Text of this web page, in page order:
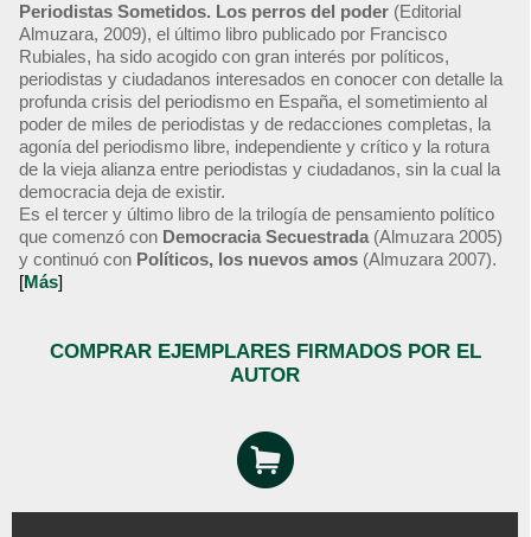
Periodistas Sometidos. Los perros del poder (Editorial
Almuzara, 2009), el último libro publicado por Francisco
Rubiales, ha sido acogido con gran interés por políticos,
periodistas y ciudadanos interesados en conocer con detalle la
profunda crisis del periodismo en España, el sometimiento al
poder de miles de periodistas y de redacciones completas, la
agonía del periodismo libre, independiente y crítico y la rotura
de la vieja alianza entre periodistas y ciudadanos, sin la cual la
democracia deja de existir.
Es el tercer y último libro de la trilogía de pensamiento político
que comenzó con Democracia Secuestrada (Almuzara 2005)
y continuó con Políticos, los nuevos amos (Almuzara 2007).
[Más]
COMPRAR EJEMPLARES FIRMADOS POR EL
AUTOR